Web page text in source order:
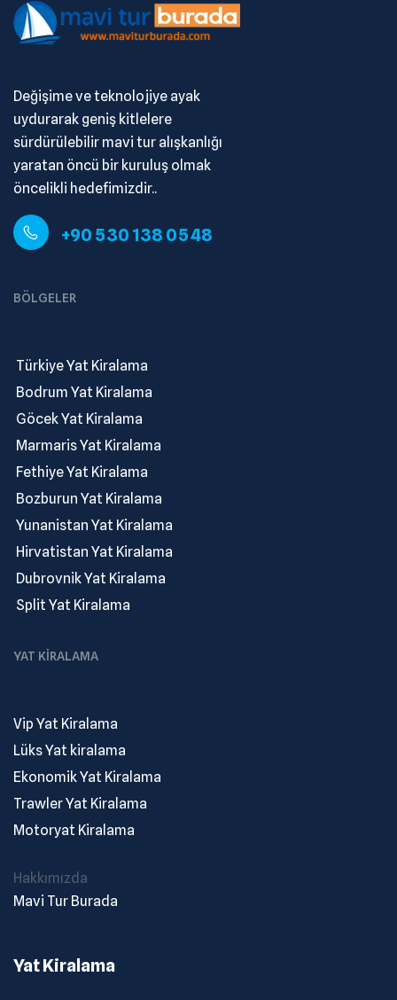
Değişime ve teknolojiye ayak
uydurarak geniş kitlelere
sürdürülebilir mavi tur alışkanlığı
yaratan öncü bir kuruluş olmak
öncelikli hedefimizdir..
+90 530 138 05 48
BÖLGELER
Türkiye Yat Kiralama
Bodrum Yat Kiralama
Göcek Yat Kiralama
Marmaris Yat Kiralama
Fethiye Yat Kiralama
Bozburun Yat Kiralama
Yunanistan Yat Kiralama
Hirvatistan Yat Kiralama
Dubrovnik Yat Kiralama
Split Yat Kiralama
YAT KIRALAMA
Vip Yat Kiralama
Lüks Yat kiralama
Ekonomik Yat Kiralama
Trawler Yat Kiralama
Motoryat Kiralama
Hakkımızda
Mavi Tur Burada
Yat Kiralama